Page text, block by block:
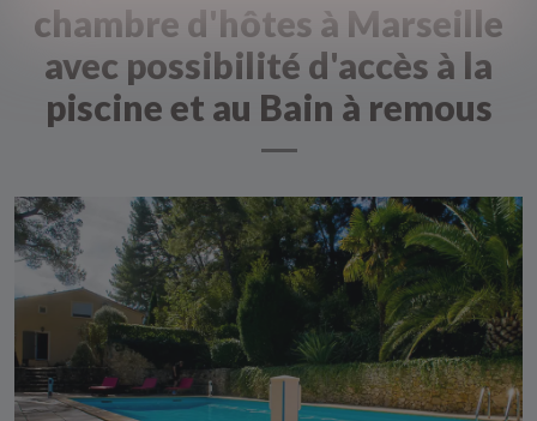
chambre d'hôtes à Marseille
avec possibilité d'accès à la
piscine et au Bain à remous